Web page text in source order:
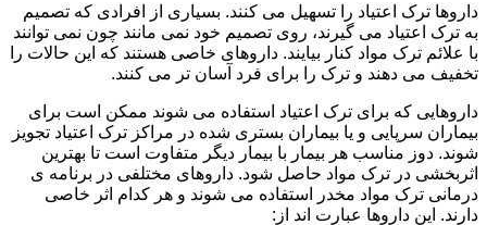
داروها ترک اعتیاد را تسهیل می کنند. بسیاری از افرادی که تصمیم
به ترک اعتیاد می گیرند، روی تصمیم خود نمی مانند چون نمی توانند
با علائم ترک مواد کنار بیایند. داروهای خاصی هستند که این حالات را
تخفیف می دهند و ترک را برای فرد آسان تر می کنند.
داروهایی که برای ترک اعتیاد استفاده می شوند ممکن است برای
بیماران سرپایی و یا بیماران بستری شده در مراکز ترک اعتیاد تجویز
شوند. دوز مناسب هر بیمار با بیمار دیگر متفاوت است تا بهترین
اثربخشی در ترک مواد حاصل شود. داروهای مختلفی در برنامه ی
درمانی ترک مواد مخدر استفاده می شوند و هر کدام اثر خاصی
دارند. این داروها عبارت اند از: